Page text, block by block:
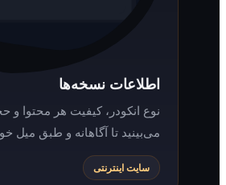
اطلاعات نسخه‌ها
نوع انکودر، کیفیت هر محتوا و حجم فایل آن
می‌بینید تا آگاهانه و طبق میل خود دانلود
سایت اینترنتی